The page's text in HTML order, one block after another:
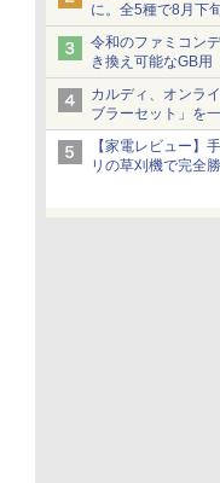
に。全5種で8月下
令和のファミコン
き換え可能なGB用
ム」
カルディ、オンラ
ブラーセット」を
当選無効分
【家電レビュー】
リの草刈機で完全